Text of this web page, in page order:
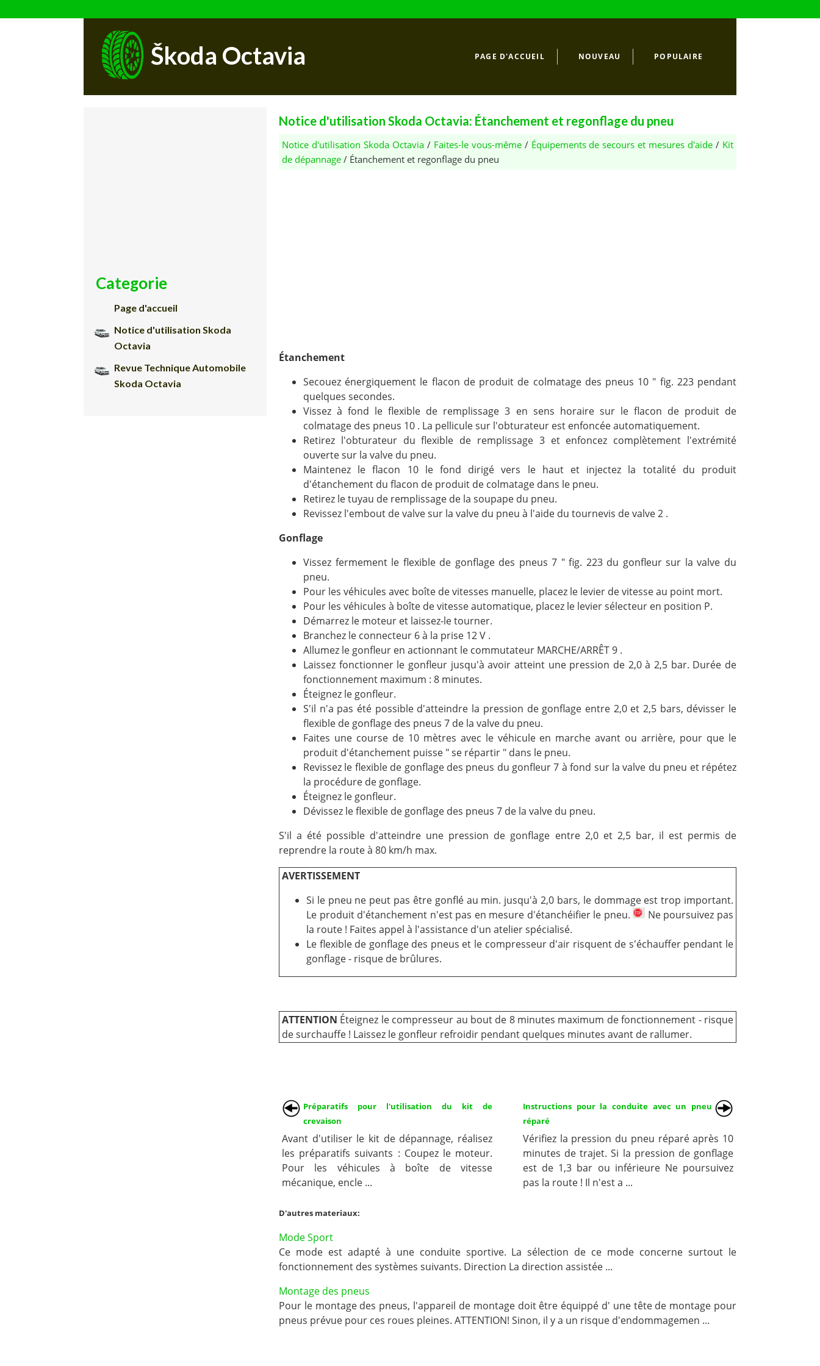
Škoda Octavia PAGE D'ACCUEIL NOUVEAU POPULAIRE
Notice d'utilisation Skoda Octavia: Étanchement et regonflage du pneu
Notice d'utilisation Skoda Octavia/ Faites-le vous-même/ Équipements de secours et mesures d'aide / Kit
de dépannage / Étanchement et regonflage du pneu
Étanchement
Secouez énergiquement le flacon de produit de colmatage des pneus 10 " fig. 223 pendant
quelques secondes.
Vissez à fond le flexible de remplissage 3 en sens horaire sur le flacon de produit de
colmatage des pneus 10 . La pellicule sur l'obturateur est enfoncée automatiquement.
Retirez l'obturateur du flexible de remplissage 3 et enfoncez complètement l'extrémité
ouverte sur la valve du pneu.
Maintenez le flacon 10 le fond dirigé vers le haut et injectez la totalité du produit
d'étanchement du flacon de produit de colmatage dans le pneu.
Retirez le tuyau de remplissage de la soupape du pneu.
Revissez l'embout de valve sur la valve du pneu à l'aide du tournevis de valve 2 .
Gonflage
Vissez fermement le flexible de gonflage des pneus 7 " fig. 223 du gonfleur sur la valve du
pneu.
Pour les véhicules avec boîte de vitesses manuelle, placez le levier de vitesse au point mort.
Pour les véhicules à boîte de vitesse automatique, placez le levier sélecteur en position P.
Démarrez le moteur et laissez-le tourner.
Branchez le connecteur 6 à la prise 12 V .
Allumez le gonfleur en actionnant le commutateur MARCHE/ARRÊT 9 .
Laissez fonctionner le gonfleur jusqu'à avoir atteint une pression de 2,0 à 2,5 bar. Durée de
fonctionnement maximum : 8 minutes.
Éteignez le gonfleur.
S'il n'a pas été possible d'atteindre la pression de gonflage entre 2,0 et 2,5 bars, dévisser le
flexible de gonflage des pneus 7 de la valve du pneu.
Faites une course de 10 mètres avec le véhicule en marche avant ou arrière, pour que le
produit d'étanchement puisse " se répartir " dans le pneu.
Revissez le flexible de gonflage des pneus du gonfleur 7 à fond sur la valve du pneu et répétez
la procédure de gonflage.
Éteignez le gonfleur.
Dévissez le flexible de gonflage des pneus 7 de la valve du pneu.
S'il a été possible d'atteindre une pression de gonflage entre 2,0 et 2,5 bar, il est permis de
reprendre la route à 80 km/h max.
AVERTISSEMENT
Si le pneu ne peut pas être gonflé au min. jusqu'à 2,0 bars, le dommage est trop important.
Le produit d'étanchement n'est pas en mesure d'étanchéifier le pneu.
Ne poursuivez pas
la route ! Faites appel à l'assistance d'un atelier spécialisé.
Le flexible de gonflage des pneus et le compresseur d'air risquent de s'échauffer pendant le
gonflage - risque de brûlures.
ATTENTION Éteignez le compresseur au bout de 8 minutes maximum de fonctionnement - risque
de surchauffe ! Laissez le gonfleur refroidir pendant quelques minutes avant de rallumer.
Préparatifs pour l'utilisation du kit de
crevaison
Avant d'utiliser le kit de dépannage, réalisez
les préparatifs suivants : Coupez le moteur.
Pour les véhicules à boîte de vitesse
mécanique, encle ...
Instructions pour la conduite avec un pneu
réparé
Vérifiez la pression du pneu réparé après 10
minutes de trajet. Si la pression de gonflage
est de 1,3 bar ou inférieure Ne poursuivez
pas la route ! Il n'est a ...
D'autres materiaux:
Mode Sport
Ce mode est adapté à une conduite sportive. La sélection de ce mode concerne surtout le
fonctionnement des systèmes suivants. Direction La direction assistée ...
Montage des pneus
Pour le montage des pneus, l'appareil de montage doit être équippé d' une tête de montage pour
pneus prévue pour ces roues pleines. ATTENTION! Sinon, il y a un risque d'endommagemen ...
Categorie
Page d'accueil
Notice d'utilisation Skoda
Octavia
Revue Technique Automobile
Skoda Octavia